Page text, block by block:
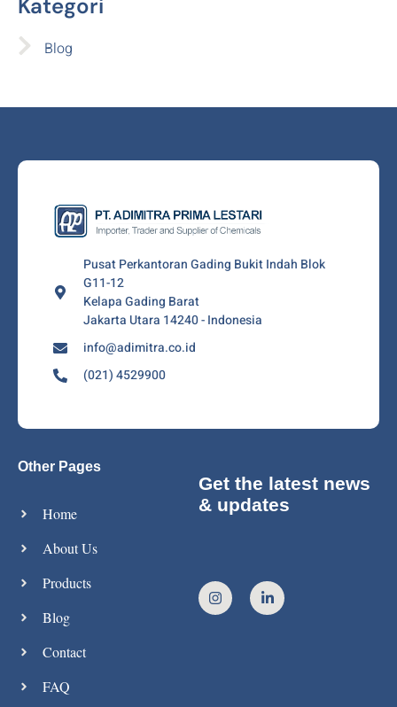
Blog
Pusat Perkantoran Gading Bukit Indah Blok
G11-12
Kelapa Gading Barat
Jakarta Utara 14240 - Indonesia
info@adimitra.co.id
(021) 4529900
Other Pages
Home
About Us
Products
Blog
Contact
FAQ
Get the latest news
& updates